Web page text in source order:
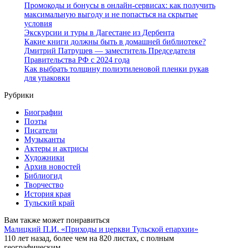
Промокоды и бонусы в онлайн-сервисах: как получить
максимальную выгоду и не попасться на скрытые
условия
Экскурсии и туры в Дагестане из Дербента
Какие книги должны быть в домашней библиотеке?
Дмитрий Патрушев — заместитель Председателя
Правительства РФ с 2024 года
Как выбрать толщину полиэтиленовой пленки рукав
для упаковки
Рубрики
Биографии
Поэты
Писатели
Музыканты
Актеры и актрисы
Художники
Архив новостей
Библиогид
Творчество
История края
Тульский край
Вам также может понравиться
Малицкий П.И. «Приходы и церкви Тульской епархии»
110 лет назад, более чем на 820 листах, с полным